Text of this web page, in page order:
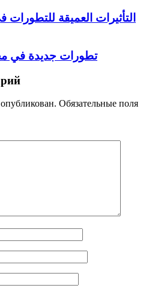
التأثيرات العميقة للتطورات
تطورات جديدة في
Обязательные поля